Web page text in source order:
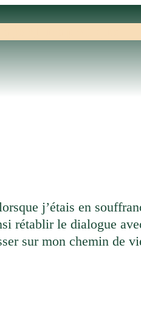
j’étais en
rétablir le dialogue
sur mon chemin de